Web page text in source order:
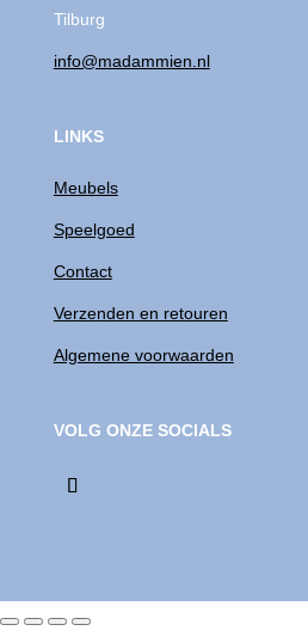
Tilburg
info@madammien.nl
LINKS
Meubels
Speelgoed
Contact
Verzenden en retouren
Algemene voorwaarden
VOLG ONZE SOCIALS